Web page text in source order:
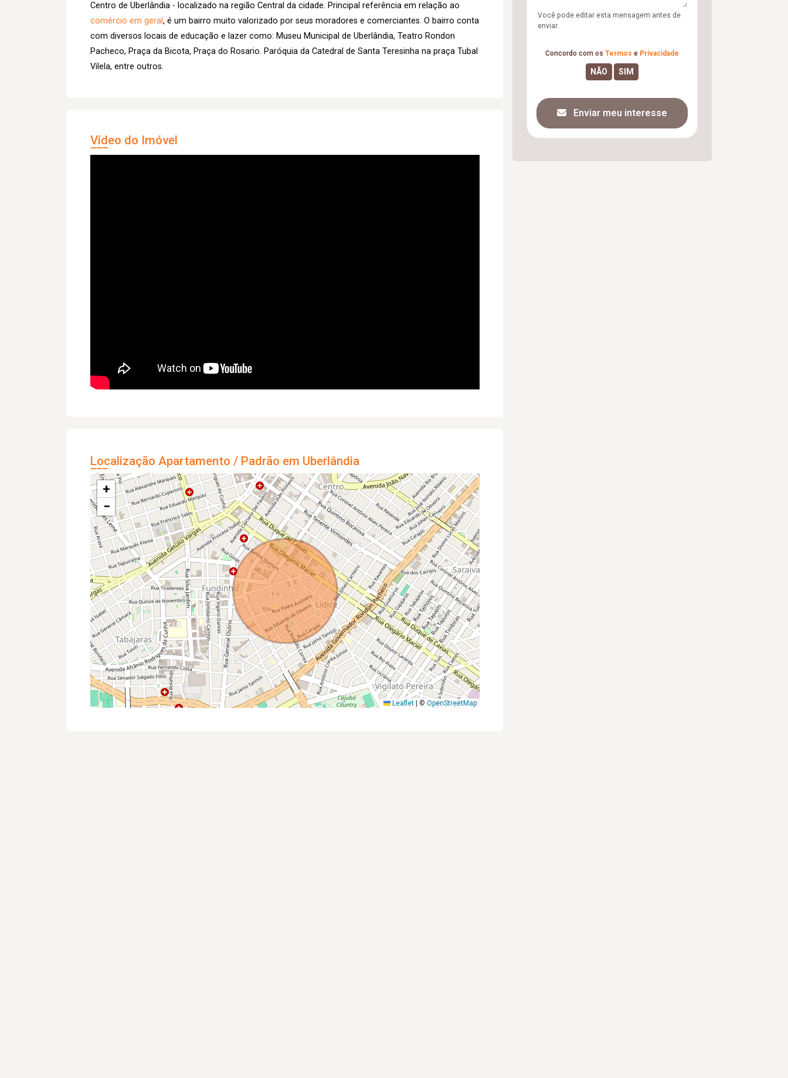
Centro de Uberlândia - localizado na região Central da cidade. Principal referência em relação ao
comércio em geral, é um bairro muito valorizado por seus moradores e comerciantes. O bairro conta
com diversos locais de educação e lazer como: Museu Municipal de Uberlândia, Teatro Rondon
Pacheco, Praça da Bicota, Praça do Rosario. Paróquia da Catedral de Santa Teresinha na praça Tubal
Vilela, entre outros.
Vídeo do Imóvel
Localização Apartamento / Padrão em Uberlândia
+
−
Leaflet © OpenStreetMap
Você pode editar esta mensagem antes de
enviar.
Concordo com os Termos e Privacidade
Enviar meu interesse